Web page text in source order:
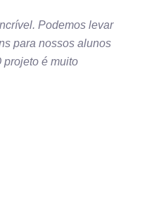
Podemos levar
para nossos alunos
projeto é muito